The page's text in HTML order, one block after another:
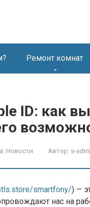
Ремонт комнат
ID: как
Новости Автор: s-
smartfony/) —
нас на